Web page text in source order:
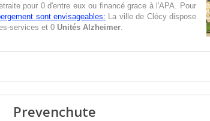
pour 0 d'entre eux ou financé grace à l'APA. Pour
sont envisageables: La ville de Clécy dispose
services et 0 Unités Alzheimer.
Prevenchute